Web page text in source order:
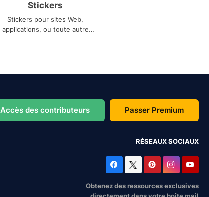
Stickers
Stickers pour sites Web,
applications, ou toute autre
Accès des contributeurs Passer Premium
RÉSEAUX SOCIAUX
Obtenez des ressources exclusives